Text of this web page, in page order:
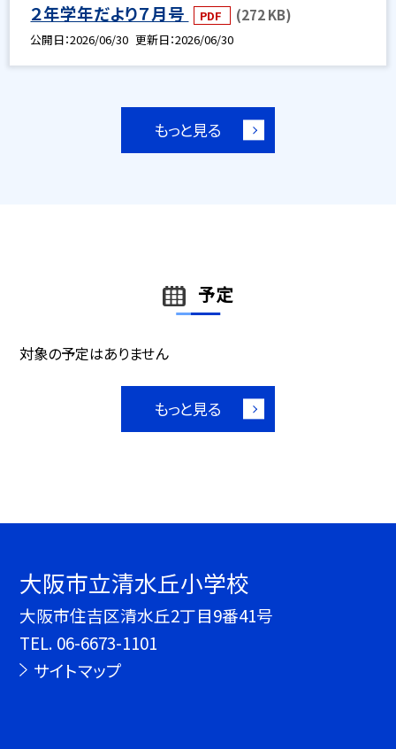
２年学年だより７月号 PDF (272 KB)
公開日 2026/06/30 更新日 2026/06/30
もっと見る
予定
対象の予定はありません
もっと見る
大阪市立清水丘小学校
大阪市住吉区清水丘2丁目9番41号
TEL. 06-6673-1101
サイトマップ